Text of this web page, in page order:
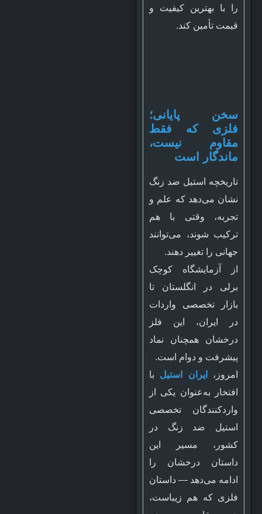
را با بهترین کیفیت و
قیمت تأمین کند.
سخن پایانی؛
فلزی که فقط
مقاوم نیست،
ماندگار است
تاریخچه استیل ضد زنگ
نشان می‌دهد که علم و
تجربه، وقتی با هم
ترکیب شوند، می‌توانند
جهانی را تغییر دهند.
از آزمایشگاه کوچک
برلی در انگلستان تا
بازار تخصصی واردات
در ایران، این فلز
درخشان همچنان نماد
پیشرفت و دوام است.
امروز،
ایران استیل با
افتخار به‌عنوان یکی از
واردکنندگان تخصصی
استیل ضد زنگ در
کشور، مسیر این
داستان درخشان را
ادامه می‌دهد — داستان
فلزی که هم زیباست،